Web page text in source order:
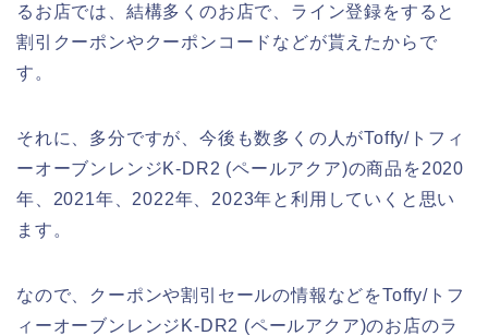
るお店では、結構多くのお店で、ライン登録をすると
割引クーポンやクーポンコードなどが貰えたからで
す。
それに、多分ですが、今後も数多くの人がToffy/トフィ
ーオーブンレンジK-DR2 (ペールアクア)の商品を2020
年、2021年、2022年、2023年と利用していくと思い
ます。
なので、クーポンや割引セールの情報などをToffy/トフ
ィーオーブンレンジK-DR2 (ペールアクア)のお店のラ